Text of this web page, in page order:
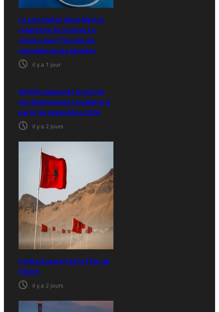
Le port Nador West Med se
rapproche de sa mise en
service avec l’arrivée de
nouvelles grues géantes
il y a 1 jour
Netflix augmente le prix de
ses abonnements au Maroc à
partir de septembre 2026
il y a 2 jours
Festival sportif de la Fête de
l’Unité
il y a 2 jours